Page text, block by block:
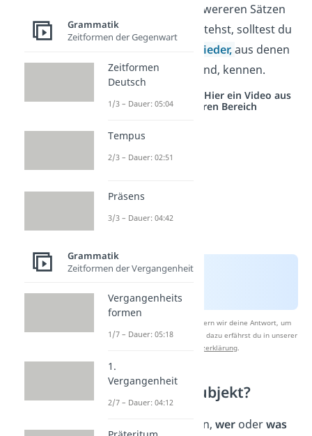
einfachen und schwereren Sätzen
im Deutschen verstehst, solltest du
Satzglieder,aus denen
Sätze aufgebaut sind, kennen.
Studyflix vernetzt: Hier ein Video aus
einem anderen Bereich
Nach Beantwortung speichern wir deine Antwort, um
Studyflix zu verbessern. Mehr dazu erfährst du in unserer
Datenschutzerklärung.
Was ist das Subjekt?
gibt an, weroderwas
Grammatik
Zeitformen der Gegenwart
Zeitformen
Deutsch
1/3 – Dauer: 05:04
Tempus
2/3 – Dauer: 02:51
Präsens
3/3 – Dauer: 04:42
Grammatik
Zeitformen der Vergangenheit
Vergangenheits
formen
1/7 – Dauer: 05:18
1.
Vergangenheit
2/7 – Dauer: 04:12